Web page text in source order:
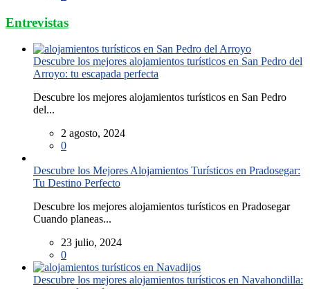
Entrevistas
Descubre los mejores alojamientos turísticos en San Pedro del
Arroyo: tu escapada perfecta
Descubre los mejores alojamientos turísticos en San Pedro
del...
2 agosto, 2024
0
Descubre los Mejores Alojamientos Turísticos en Pradosegar:
Tu Destino Perfecto
Descubre los mejores alojamientos turísticos en Pradosegar
Cuando planeas...
23 julio, 2024
0
Descubre los mejores alojamientos turísticos en Navahondilla: